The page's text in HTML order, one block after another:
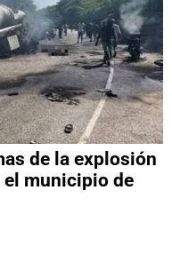
de la explosión
el municipio de